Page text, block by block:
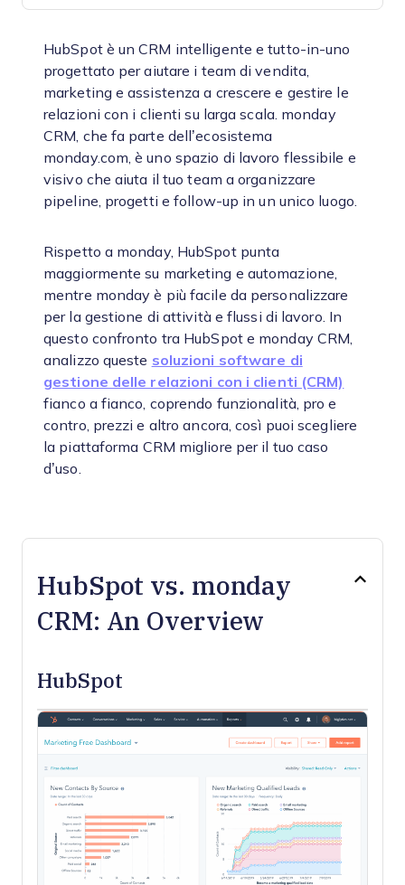
HubSpot è un CRM intelligente e tutto-in-uno
progettato per aiutare i team di vendita,
marketing e assistenza a crescere e gestire le
relazioni con i clienti su larga scala. monday
CRM, che fa parte dell’ecosistema
monday.com, è uno spazio di lavoro flessibile e
visivo che aiuta il tuo team a organizzare
pipeline, progetti e follow-up in un unico luogo.
Rispetto a monday, HubSpot punta
maggiormente su marketing e automazione,
mentre monday è più facile da personalizzare
per la gestione di attività e flussi di lavoro. In
questo confronto tra HubSpot e monday CRM,
analizzo queste soluzioni software di
gestione delle relazioni con i clienti (CRM)
fianco a fianco, coprendo funzionalità, pro e
contro, prezzi e altro ancora, così puoi scegliere
la piattaforma CRM migliore per il tuo caso
d’uso.
HubSpot vs. monday
CRM: An Overview
HubSpot